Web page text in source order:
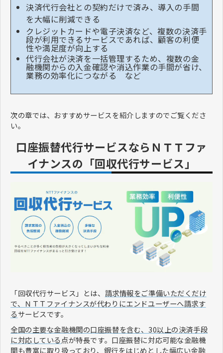
決済代行会社との契約だけで済み、導入の手間
を大幅に削減できる
クレジットカードや電子決済など、複数の決済手
段が利用できるサービスであれば、顧客の利便
性や満足度が向上する
代行会社が決済を一括管理するため、複数の金
融機関からの入金確認や消込作業の手間が省け、
業務の効率化につながる など
次の章では、おすすめサービスを紹介しますのでご覧くださ
い。
口座振替代行サービスならＮＴＴファ
イナンスの「回収代行サービス」
「回収代行サービス」とは、 請求情報をご準備いただくだけ
で、ＮＴＴファイナンスが代わりにエンドユーザーへ請求す
るサービスです。
全国の主要な金融機関の口座振替を含む、30以上の決済手段
に対応している点が特長です。口座振替に対応可能な金融機
関も豊富に取り扱っており、 銀行をはじめとした幅広い金融